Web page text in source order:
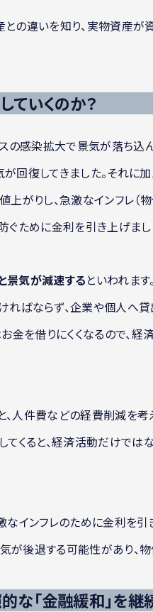
の違いを知り、実物資産
ていくのか？
の感染拡大で景気が落ち込
回復してきました。それに
上がりし、急激なインフレ（
ぐために金利を引き上げまし
景気が減速するといわれま
ばならず、企業や個人へ
お金を借りにくくなるので、
人件費などの経費削減を考
てくると、経済活動だけで
なインフレのために金利を
後退する可能性があり、物
な「金融緩和」を